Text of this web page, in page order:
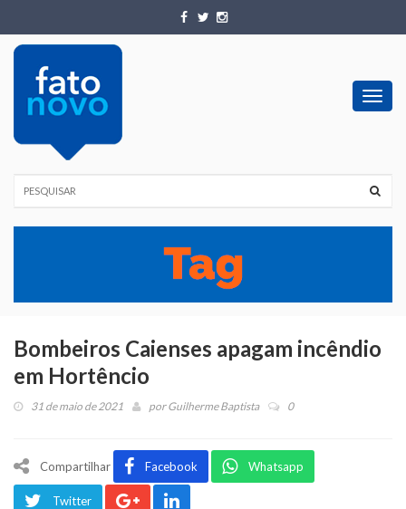
Bombeiros Caienses apagam incêndio
em Hortêncio
31 de maio de 2021 porGuilherme Baptista 0
Compartilhar Facebook Whatsapp
Twitter